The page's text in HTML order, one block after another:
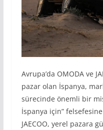
Avrupa’da OMODA ve
pazar olan İspanya,
sürecinde önemli bir
İspanya için”
JAECOO, yerel pazara